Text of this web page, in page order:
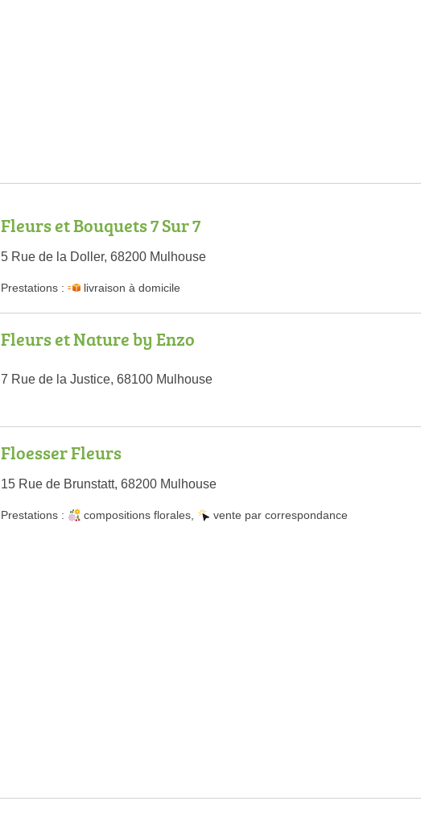
Fleurs et Bouquets 7 Sur 7
5 Rue de la Doller, 68200 Mulhouse
Prestations : livraison à domicile
Fleurs et Nature by Enzo
7 Rue de la Justice, 68100 Mulhouse
Floesser Fleurs
15 Rue de Brunstatt, 68200 Mulhouse
Prestations : compositions florales vente par correspondance